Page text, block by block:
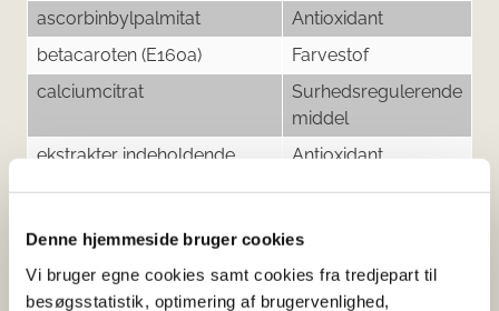
Denne hjemmeside bruger cookies
Vi bruger egne cookies samt cookies fra tredjepart til
besøgsstatistik, optimering af brugervenlighed,
ascorbinbylpalmitat
Antioxidant
betacaroten (E160a)
Farvestof
calciumcitrat
Surhedsregulerende
middel
ekstrakter indeholdende
Antioxidant
malic acid
middel